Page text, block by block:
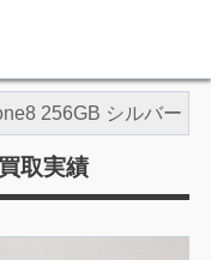
256GB シルバー
取実績